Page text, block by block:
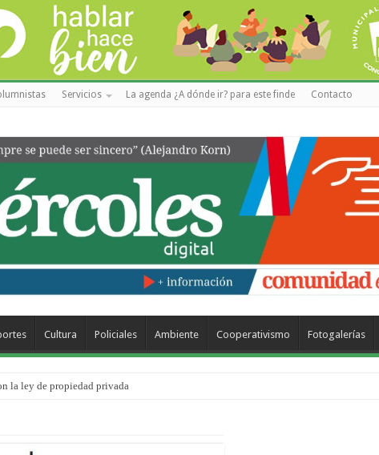
Servicios La agenda ¿A dónde ir? para este finde Contacto
Cultura Policiales Ambiente Cooperativismo Fotogalerías
la ley de propiedad privada